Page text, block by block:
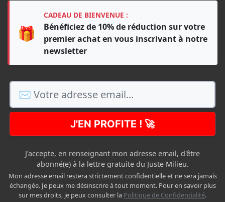
🎁
CADEAU DE BIENVENUE :
Bénéficiez de 10% de réduction sur votre
premier achat en vous inscrivant à notre
newsletter
J'EN PROFITE ! 🚀
J'accepte, en renseignant mon adresse email, d'être
abonné(e) à la lettre gratuite du Juste Milieu.
Mon adresse email restera strictement confidentielle et ne sera jamais
échangée. Je peux me désinscrire à tout moment. Pour en savoir plus
sur mes droits, je peux consulter la Politique de Confidentialité.